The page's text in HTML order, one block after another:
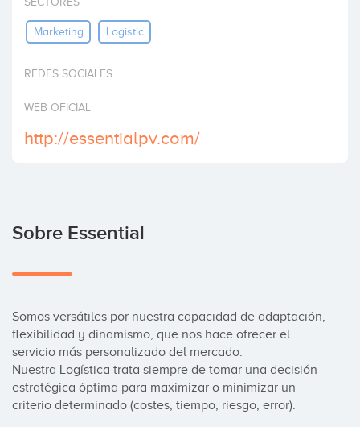
Marketing Logistic
REDES SOCIALES
WEB OFICIAL
http://essentialpv.com/
Sobre Essential
Somos versátiles por nuestra capacidad de adaptación,
flexibilidad y dinamismo, que nos hace ofrecer el
servicio más personalizado del mercado.
Nuestra Logística trata siempre de tomar una decisión
estratégica óptima para maximizar o minimizar un
criterio determinado (costes, tiempo, riesgo, error).